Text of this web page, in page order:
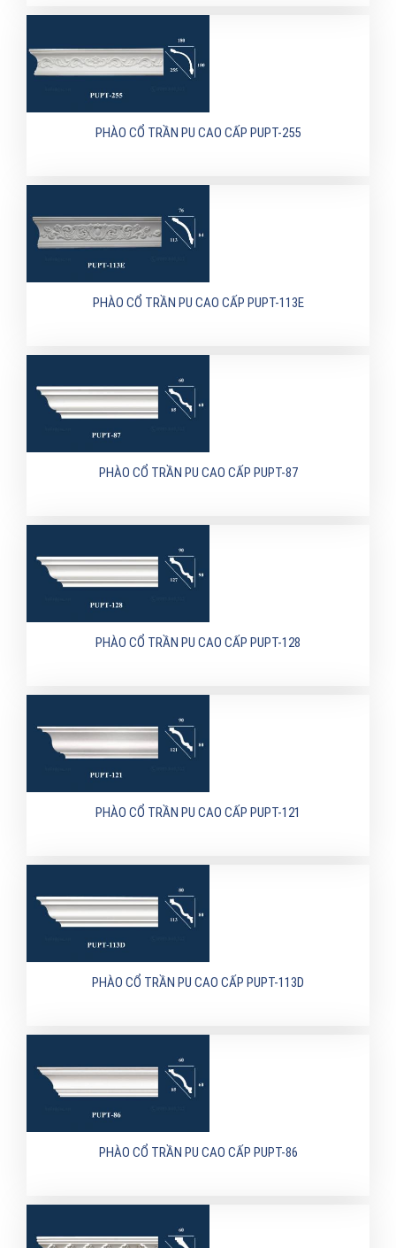
PHÀO CỔ TRẦN PU CAO CẤP PUPT-255
PHÀO CỔ TRẦN PU CAO CẤP PUPT-113E
PHÀO CỔ TRẦN PU CAO CẤP PUPT-87
PHÀO CỔ TRẦN PU CAO CẤP PUPT-128
PHÀO CỔ TRẦN PU CAO CẤP PUPT-121
PHÀO CỔ TRẦN PU CAO CẤP PUPT-113D
PHÀO CỔ TRẦN PU CAO CẤP PUPT-86